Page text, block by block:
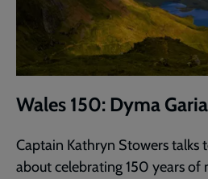
Wales 150: Dyma
Captain Kathryn Stowers talks
about celebrating 150 years of